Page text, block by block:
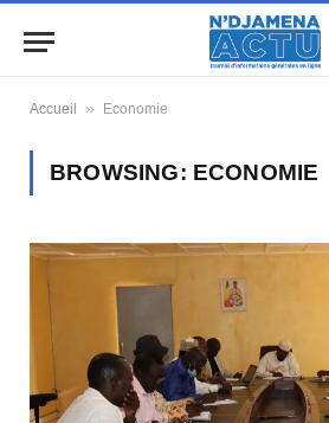
Accueil » Economie
BROWSING: ECONOMIE